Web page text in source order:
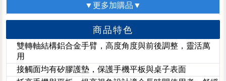
▼更多加購品▼
商品特色
雙轉軸結構鋁合金手臂，高度角度與前後調整，靈活萬
用
接觸面均有矽膠護墊，保護手機平板與桌子表面